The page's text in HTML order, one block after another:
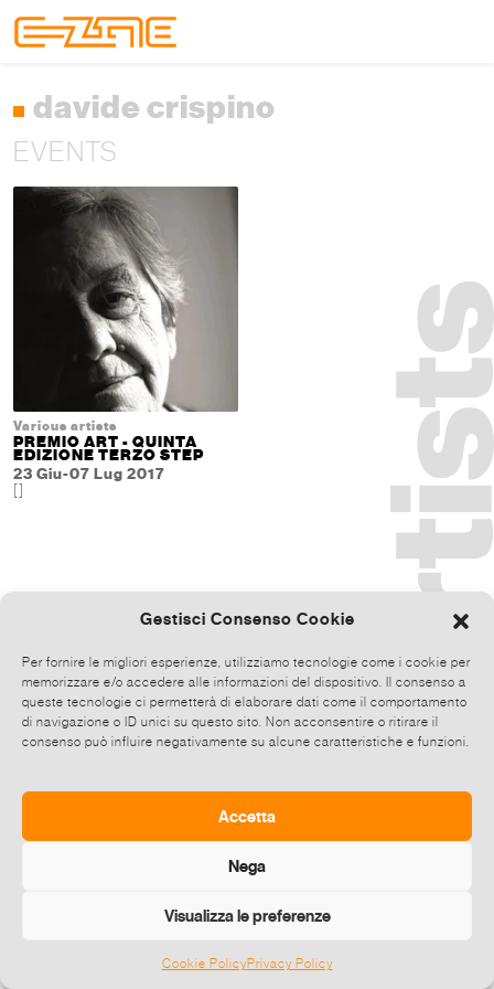
Gestisci Consenso Cookie
Per fornire le migliori esperienze, utilizziamo tecnologie come i cookie per
memorizzare e/o accedere alle informazioni del dispositivo. Il consenso a
queste tecnologie ci permetterà di elaborare dati come il comportamento
di navigazione o ID unici su questo sito. Non acconsentire o ritirare il
consenso può influire negativamente su alcune caratteristiche e funzioni.
Accetta
Nega
Visualizza le preferenze
Cookie PolicyPrivacy Policy
davide crispino
EVENTS
Various artists
PREMIO ART - QUINTA
EDIZIONE TERZO STEP
23 Giu-07 Lug 2017
[]
©2026 E-zine